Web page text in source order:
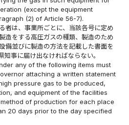
(except the equipment
(2) of Article 56-7).
者は、事業所ごとに、当該各号に定め
造をする高圧ガスの種類、製造のため
備並びに製造の方法を記載した書面を
知事に届け出なければならない。
any of the following items must
attaching a written statement
pressure gas to be produced,
and equipment of the facilities
of production for each place
20 days prior to the day specified